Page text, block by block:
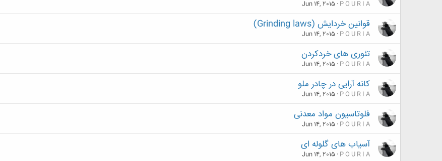
P O U R I A
Jun 14, 2015
قوانین خردایش (Grinding laws)
P O U R I A
Jun 14, 2015
تئوری های خردکردن
P O U R I A
Jun 14, 2015
کانه آرایی در چادر ملو
P O U R I A
Jun 14, 2015
فلوتاسیون مواد معدنی
P O U R I A
Jun 14, 2015
آسیاب های گلوله ای
P O U R I A
Jun 14, 2015